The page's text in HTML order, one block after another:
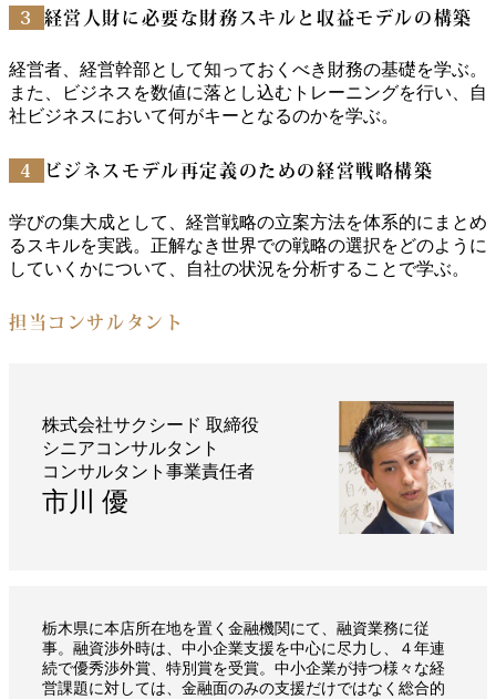
3 経営人財に必要な財務スキルと収益モデルの構築
経営者、経営幹部として知っておくべき財務の基礎を学ぶ。
また、ビジネスを数値に落とし込むトレーニングを行い、自
社ビジネスにおいて何がキーとなるのかを学ぶ。
4 ビジネスモデル再定義のための経営戦略構築
学びの集大成として、経営戦略の立案方法を体系的にまとめ
るスキルを実践。正解なき世界での戦略の選択をどのように
していくかについて、自社の状況を分析することで学ぶ。
担当コンサルタント
株式会社サクシード 取締役
シニアコンサルタント
コンサルタント事業責任者
市川 優
栃木県に本店所在地を置く金融機関にて、融資業務に従
事。融資渉外時は、中小企業支援を中心に尽力し、４年連
続で優秀渉外賞、特別賞を受賞。中小企業が持つ様々な経
営課題に対しては、金融面のみの支援だけではなく総合的